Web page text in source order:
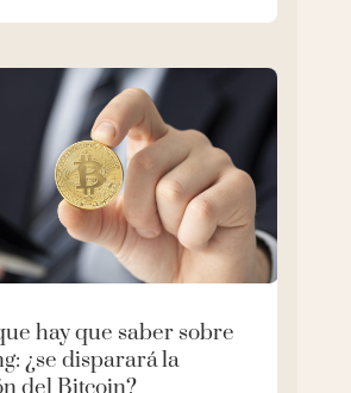
hay que saber sobre
¿se disparará la